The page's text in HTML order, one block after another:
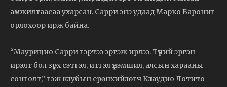
амжилтаасаа ухарсан. Сарри энэ удаад Марко Барониг
орлохоор ирж байна.
“Маурицио Сарри гэртээ эргэж ирлээ. Түүний эргэн
ирэлт бол зүрх сэтгэл, итгэл үнэмшил, алсын харааны
сонголт,” гэж клубын ерөнхийлөгч Клаудио Лотито